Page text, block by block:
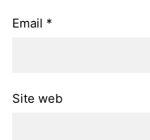
Email *
Site web